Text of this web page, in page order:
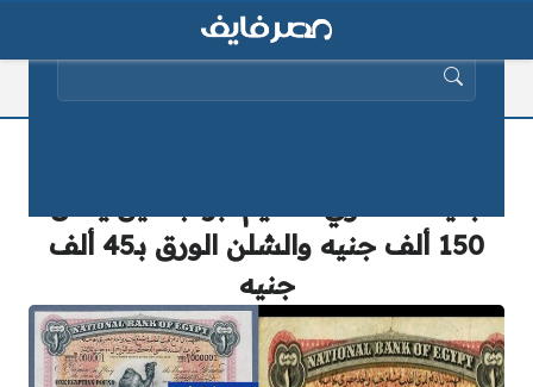
150 ألف جنيه والشلن الورق بـ45 ألف
جنيه
البحث عن: